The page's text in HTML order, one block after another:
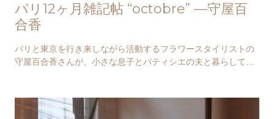
パリ12ヶ月雑記帖 “octobre” —守屋百
合香
パリと東京を行き来しながら活動するフラワースタイリストの
守屋百合香さんが、小さな息子とパティシエの夫と暮らしてい